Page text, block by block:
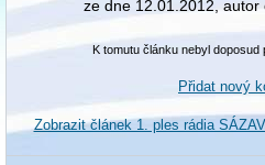
ze dne 12.01.2012,
K tomutu článku nebyl
Přidat nový
Zobrazit článek 1. ples rádia